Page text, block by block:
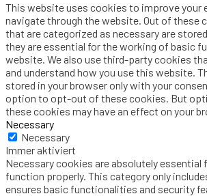
This website uses cookies to improve your
navigate through the website. Out of these
that are categorized as necessary are
they are essential for the working of basic
website. We also use third-party cookies
and understand how you use this website.
stored in your browser only with your
option to opt-out of these cookies. But
these cookies may have an effect on your
Necessary
Necessary
Immer aktiviert
Necessary cookies are absolutely essential
function properly. This category only
ensures basic functionalities and security